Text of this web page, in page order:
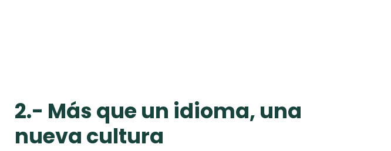
2.- Más que un idioma, una
nueva cultura